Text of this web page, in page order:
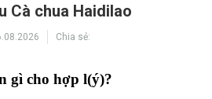
Cà chua Haidilao
Chia sẻ:
gì cho hợp l(ý)?